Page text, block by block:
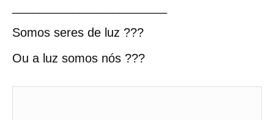
Somos seres de luz ???
Ou a luz somos nós ???